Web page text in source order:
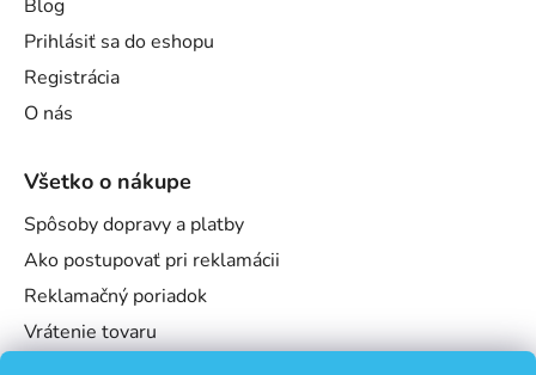
Blog
Prihlásiť sa do eshopu
Registrácia
O nás
Všetko o nákupe
Spôsoby dopravy a platby
Ako postupovať pri reklamácii
Reklamačný poriadok
Vrátenie tovaru